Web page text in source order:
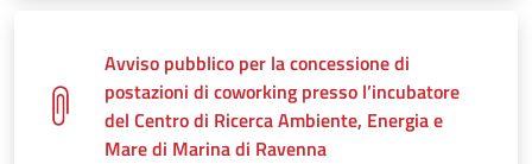
Avviso pubblico per la concessione di
postazioni di coworking presso l’incubatore
del Centro di Ricerca Ambiente, Energia e
Mare di Marina di Ravenna